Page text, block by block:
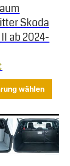
Skoda
ab 2024-
wählen